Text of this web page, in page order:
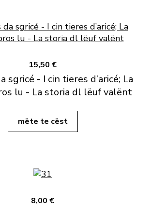
15,50 €
sgricé - I cin tieres d’aricé; La
lu - La storia dl lëuf valënt
mëte te cëst
8,00 €